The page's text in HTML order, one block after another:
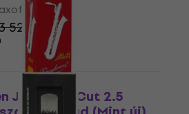
nád
524,4 Ft
Java Red Cut 2.5